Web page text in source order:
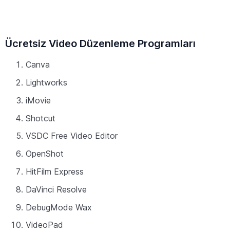
Ücretsiz Video Düzenleme Programları
Canva
Lightworks
iMovie
Shotcut
VSDC Free Video Editor
OpenShot
HitFilm Express
DaVinci Resolve
DebugMode Wax
VideoPad